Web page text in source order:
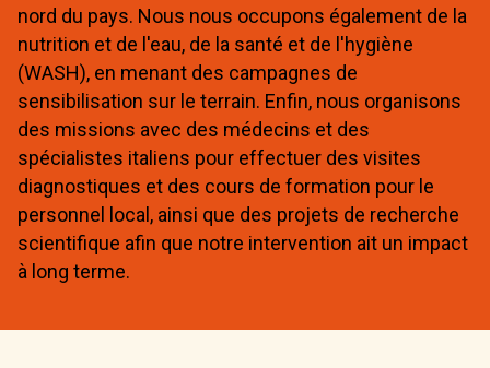
nord du pays. Nous nous occupons également de la
nutrition et de l'eau, de la santé et de l'hygiène
(WASH), en menant des campagnes de
sensibilisation sur le terrain. Enfin, nous organisons
des missions avec des médecins et des
spécialistes italiens pour effectuer des visites
diagnostiques et des cours de formation pour le
personnel local, ainsi que des projets de recherche
scientifique afin que notre intervention ait un impact
à long terme.